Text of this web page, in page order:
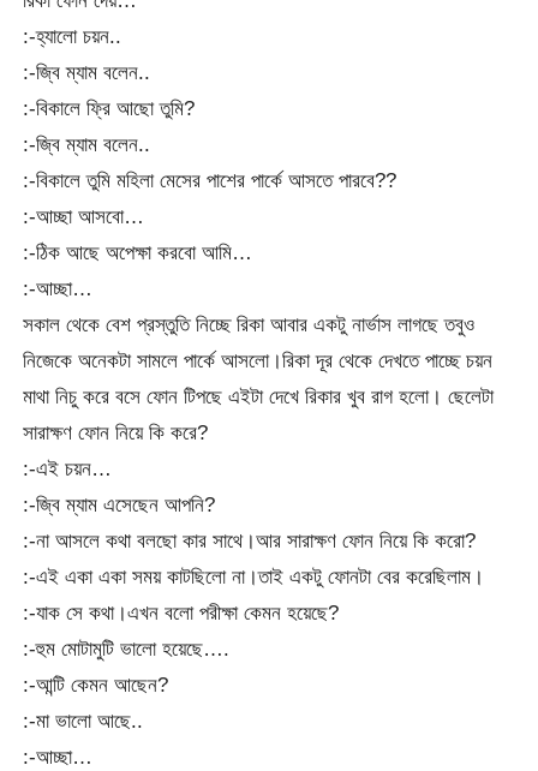
:-হ্যালো চয়ন..
:-জ্বি ম্যাম বলেন..
:-বিকালে ফ্রি আছো তুমি?
:-জ্বি ম্যাম বলেন..
:-বিকালে তুমি মহিলা মেসের পাশের পার্কে আসতে পারবে??
:-আচ্ছা আসবো…
:-ঠিক আছে অপেক্ষা করবো আমি…
:-আচ্ছা…
সকাল থেকে বেশ প্রস্তুতি নিচ্ছে রিকা আবার একটু নার্ভাস লাগছে তবুও
নিজেকে অনেকটা সামলে পার্কে আসলো।রিকা দূর থেকে দেখতে পাচ্ছে চয়ন
মাথা নিচু করে বসে ফোন টিপছে এইটা দেখে রিকার খুব রাগ হলো। ছেলেটা
সারাক্ষণ ফোন নিয়ে কি করে?
:-এই চয়ন…
:-জ্বি ম্যাম এসেছেন আপনি?
:-না আসলে কথা বলছো কার সাথে।আর সারাক্ষণ ফোন নিয়ে কি করো?
:-এই একা একা সময় কাটছিলো না।তাই একটু ফোনটা বের করেছিলাম।
:-যাক সে কথা।এখন বলো পরীক্ষা কেমন হয়েছে?
:-হুম মোটামুটি ভালো হয়েছে….
:-আন্টি কেমন আছেন?
:-মা ভালো আছে..
:-আচ্ছা…